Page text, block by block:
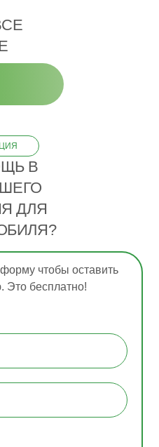
В
ДЛЯ
чтобы оставить
Это бесплатно!